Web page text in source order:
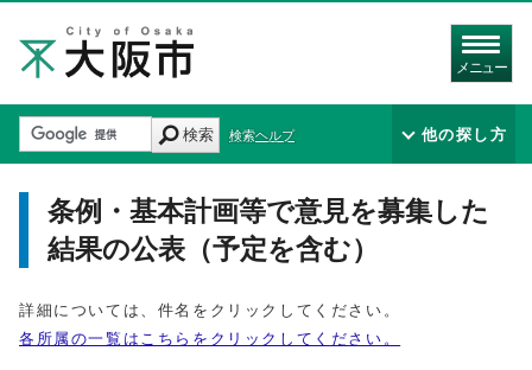
メニュー
検索 検索ヘルプ 他の探し方
条例・基本計画等で意見を募集した
結果の公表（予定を含む）
詳細については、件名をクリックしてください。
各所属の一覧はこちらをクリックしてください。